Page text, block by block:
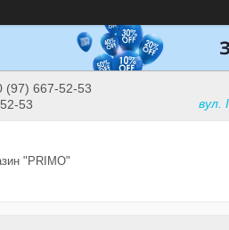
(97) 667-52-53
53
вул.
"PRIMO"